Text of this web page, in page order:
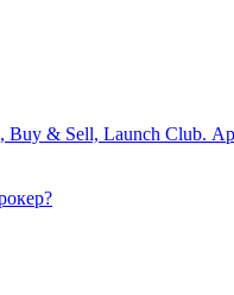
& Sell, Launch Club.